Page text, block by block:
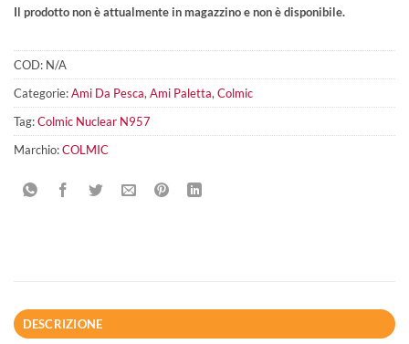
Il prodotto non è attualmente in magazzino e non è disponibile.
COD: N/A
Categorie:Ami Da Pesca, Ami Paletta, Colmic
Tag:Colmic Nuclear N957
Marchio:COLMIC
DESCRIZIONE